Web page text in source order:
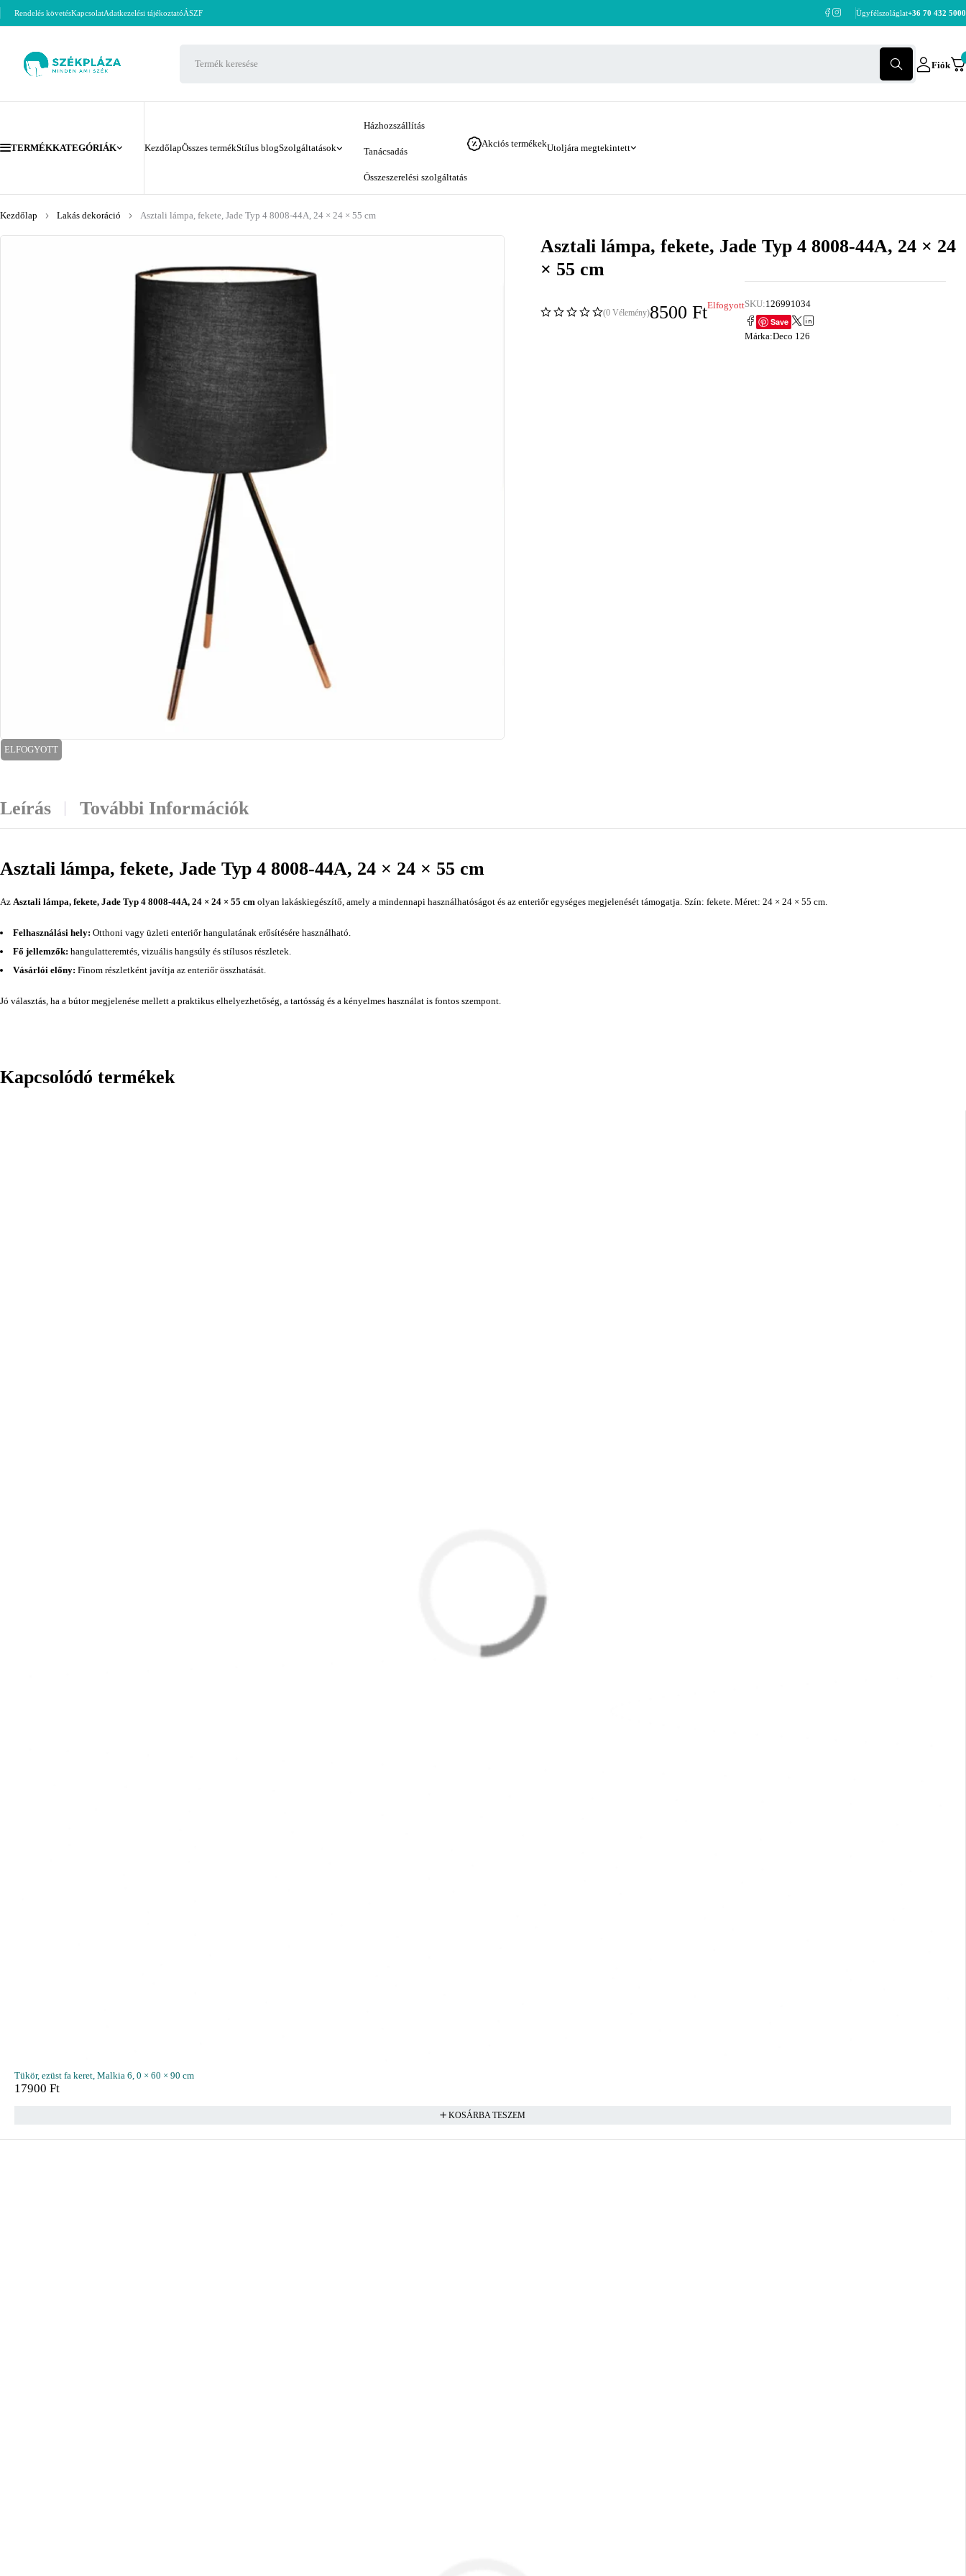
Rendelés követésKapcsolatAdatkezelési tájékoztatóÁSZF Ügyfélszoláglat+36 70 432 5000
Fiók
TERMÉKKATEGÓRIÁK KezdőlapÖsszes termékStílus blogSzolgáltatások
Házhozszállítás
Tanácsadás
Összeszerelési szolgáltatás
Akciós termékekUtoljára megtekintett
Kezdőlap Lakás dekoráció Asztali lámpa, fekete, Jade Typ 4 8008-44A, 24 × 24 × 55 cm
ELFOGYOTT
Asztali lámpa, fekete, Jade Typ 4 8008-44A, 24 × 24
× 55 cm
(0 Vélemény)8500 FtElfogyottSKU:126991034
Save
Márka:Deco 126
Leírás További Információk
Asztali lámpa, fekete, Jade Typ 4 8008-44A, 24 × 24 × 55 cm
Az Asztali lámpa, fekete, Jade Typ 4 8008-44A, 24 × 24 × 55 cm olyan lakáskiegészítő, amely a mindennapi használhatóságot és az enteriőr egységes megjelenését támogatja. Szín: fekete. Méret: 24 × 24 × 55 cm.
Felhasználási hely: Otthoni vagy üzleti enteriőr hangulatának erősítésére használható.
Fő jellemzők: hangulatteremtés, vizuális hangsúly és stílusos részletek.
Vásárlói előny: Finom részletként javítja az enteriőr összhatását.
Jó választás, ha a bútor megjelenése mellett a praktikus elhelyezhetőség, a tartósság és a kényelmes használat is fontos szempont.
Kapcsolódó termékek
Tükör, ezüst fa keret, Malkia 6, 0 × 60 × 90 cm
17900 Ft
KOSÁRBA TESZEM